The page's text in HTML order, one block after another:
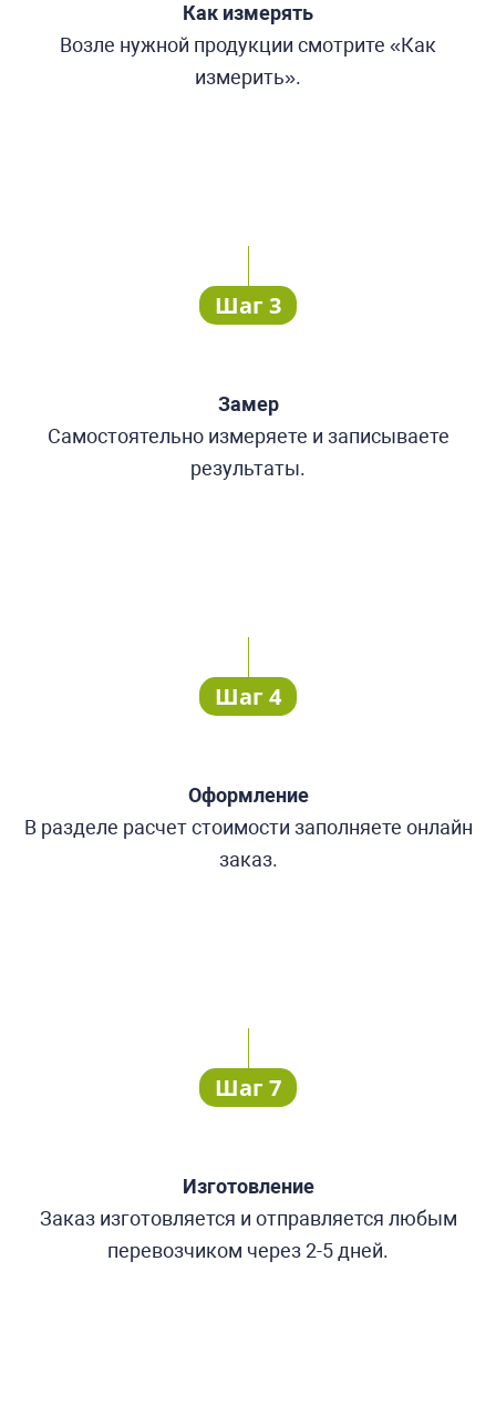
Как измерять
Возле нужной продукции смотрите «Как
измерить».
Шаг 3
Замер
Самостоятельно измеряете и записываете
результаты.
Шаг 4
Оформление
В разделе расчет стоимости заполняете онлайн
заказ.
Шаг 7
Изготовление
Заказ изготовляется и отправляется любым
перевозчиком через 2-5 дней.